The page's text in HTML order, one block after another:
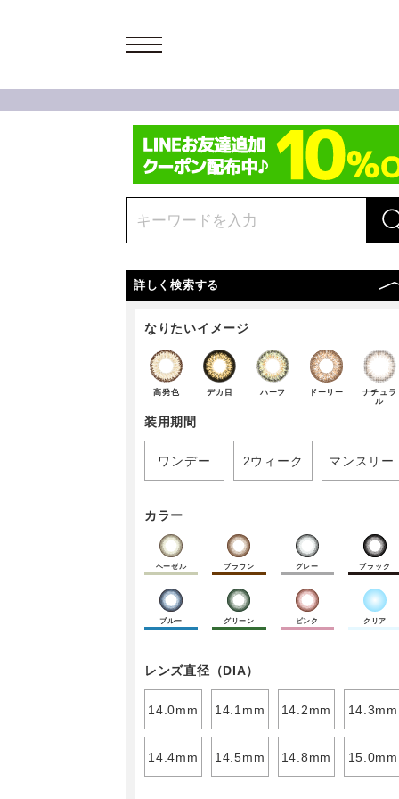
詳しく検索する
なりたいイメージ
高発色 デカ目 ハーフ ドーリー
ナチュラ
ル
装用期間
ワンデー 2ウィーク マンスリー
カラー
ヘーゼル ブラウン グレー ブラック
ブルー グリーン ピンク クリア
レンズ直径（DIA）
14.0mm 14.1mm 14.2mm 14.3mm
14.4mm 14.5mm 14.8mm 15.0mm